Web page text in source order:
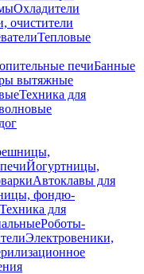
Охладители
очистители
Тепловые
печиБанные
вытяжные
Техника для
Йогуртницы,
Автоклавы для
фондю-
Техника для
Роботы-
Электровеники,